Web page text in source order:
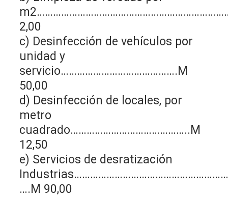
2,00
c) Desinfección de vehículos por
unidad y
servicio…………………………………….M
50,00
d) Desinfección de locales, por
metro
cuadrado……………………………………..M
12,50
e) Servicios de desratización
….M 90,00